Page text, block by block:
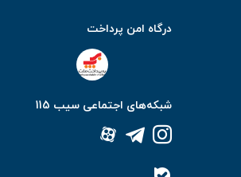
درگاه امن پرداخت
شبکه‌های اجتماعی سیب 115